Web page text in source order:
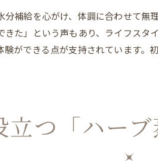
分補給を心がけ、体調に合わせて
きた」という声もあり、ライフスタ
験ができる点が支持されています。
立つ「ハー